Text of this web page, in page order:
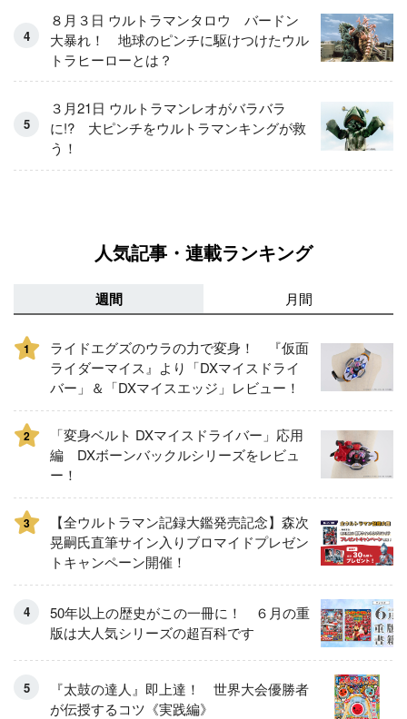
８月３日 ウルトラマンタロウ バードン
大暴れ！ 地球のピンチに駆けつけたウル
トラヒーローとは？
３月21日 ウルトラマンレオがバラバラ
に!? 大ピンチをウルトラマンキングが救
う！
人気記事・連載ランキング
週間 月間
1
ライドエグズのウラの力で変身！ 『仮面
ライダーマイス』より「DXマイスドライ
バー」＆「DXマイスエッジ」レビュー！
2
「変身ベルト DXマイスドライバー」応用
編 DXボーンバックルシリーズをレビュ
ー！
3
【全ウルトラマン記録大鑑発売記念】森次
晃嗣氏直筆サイン入りブロマイドプレゼン
トキャンペーン開催！
50年以上の歴史がこの一冊に！ ６月の重
版は大人気シリーズの超百科です
『太鼓の達人』即上達！ 世界大会優勝者
が伝授するコツ《実践編》